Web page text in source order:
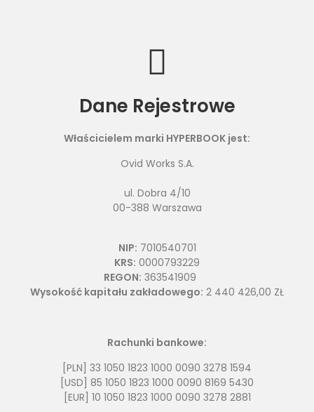
Dane Rejestrowe
Właścicielem marki HYPERBOOK jest:
Ovid Works S.A.
ul. Dobra 4/10
00-388 Warszawa
NIP: 7010540701
KRS: 0000793229
REGON: 363541909
Wysokość kapitału zakładowego: 2 440 426,00 ZŁ
Rachunki bankowe:
[PLN] 33 1050 1823 1000 0090 3278 1594
[USD] 85 1050 1823 1000 0090 8169 5430
[EUR] 10 1050 1823 1000 0090 3278 2881